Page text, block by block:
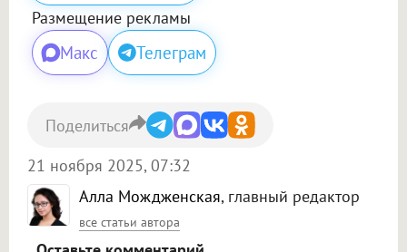
Размещение рекламы
Макс Телеграм
Алла Мождженская, главный редактор
все статьи автора
21 ноября 2025, 07:32
Поделиться